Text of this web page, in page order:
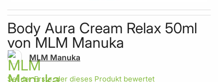
Skip to the beginning of the images gallery
Body Aura Cream Relax 50ml
von MLM Manuka
MLM Manuka
Sei der Erste, der dieses Produkt bewertet